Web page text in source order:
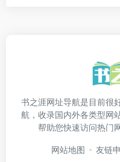
书之涯网址导航是目前很
航，收录国内外各类型网
帮助您快速访问热门
网站地图 友链